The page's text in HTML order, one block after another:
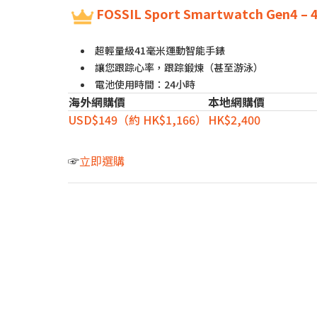
FOSSIL Sport Smartwatch Gen4 –
超輕量級41毫米運動智能手錶
讓您跟踪心率，跟踪鍛煉（甚至游泳）
電池使用時間：24小時
海外網購價
本地網購價
USD$149（約 HK$1,166）
HK$2,400
☞立即選購